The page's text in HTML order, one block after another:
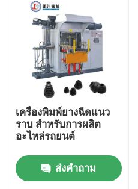
บ้าน
ผลิตภัณฑ์
วิดีโอ
เกี่ยวกับเรา
ทัวร์โรงงาน
เครื่องพิมพ์ยางฉีดแนว
ราบ สําหรับการผลิต
อะไหล่รถยนต์
ส่งคำถาม